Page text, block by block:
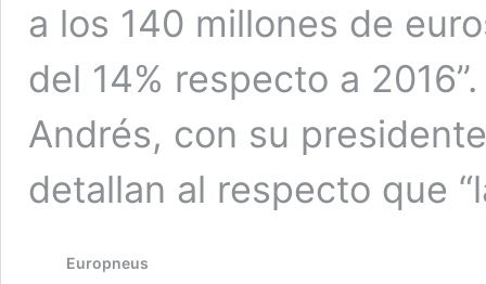
a los 140 millones de
del 14% respecto a
Andrés, con su
detallan al respecto que
Europneus